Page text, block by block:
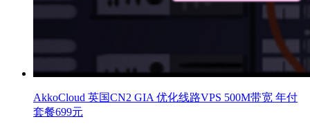
AkkoCloud 英国CN2 GIA 优化线路VPS 500M带宽 年付
套餐699元